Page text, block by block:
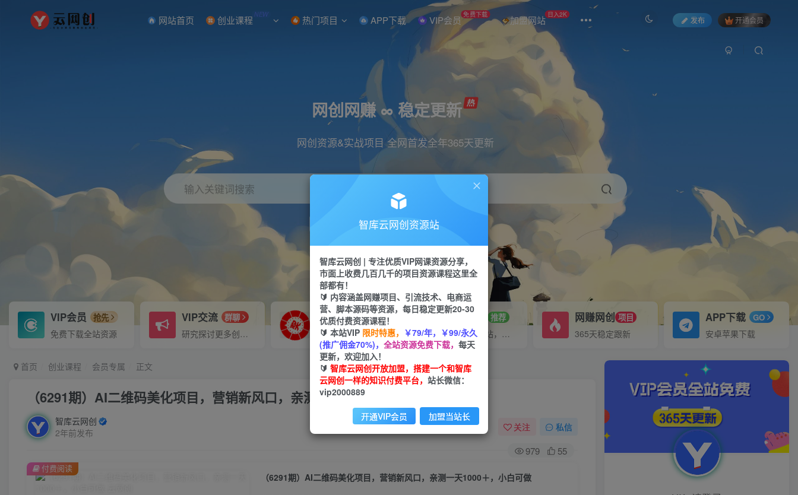
网站首页 创业课程 NEW 热门项目 APP下载 VIP会员 免费下载 加盟网站 日入2K
发布 开通会员
网创网赚 ∞ 稳定更新
网创资源&实战项目 全网首发全年365天更新
输入关键词搜索
直播 小红书 剪辑
VIP会员 抢先
免费下载全站资源
VIP交流 群聊
研究探讨更多创业项目路子。
VIP推广
70%分佣
会员专属推广链接
招募站长 推荐
搭建同款网站，自己当老板
网赚网创 项目
365天稳定跟新
APP下载 GO
安卓苹果下载
首页 创业课程 会员专属 正文
（6291期）AI二维码美化项目，营销新风口，亲测一天1000＋，小白可做
智库云网创
2年前发布
关注 私信
979 55
（6291期）AI二维码美化项目，营销新风口，亲测一天1000＋，小白可做
付费阅读
智库云网创资源站
智库云网创 | 专注优质VIP网课资源分享，
市面上收费几百几千的项目资源课程这里全
部都有！
🔰 内容涵盖网赚项目、引流技术、电商运
营、脚本源码等资源，每日稳定更新20-30
优质付费资源课程！
🔰 本站VIP 限时特惠， ￥79/年，￥99/永久
(推广佣金70%)， 全站资源免费下载， 每天
更新，欢迎加入！
🔰 智库云网创开放加盟，搭建一个和智库
云网创一样的知识付费平台， 站长微信：
vip2000889
开通VIP会员 加盟当站长